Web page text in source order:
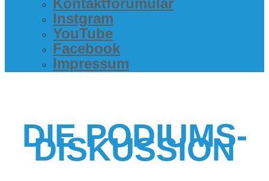
Kon­takt­fo­ru­mu­lar
Inst­gram
You­Tube
Face­book
Impres­sum
DIE PODI­UMS­
DIS­KUS­SI­ON